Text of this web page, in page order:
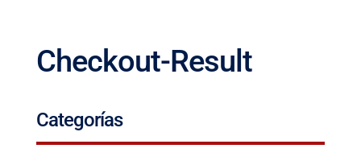
Checkout-Result
Categorías